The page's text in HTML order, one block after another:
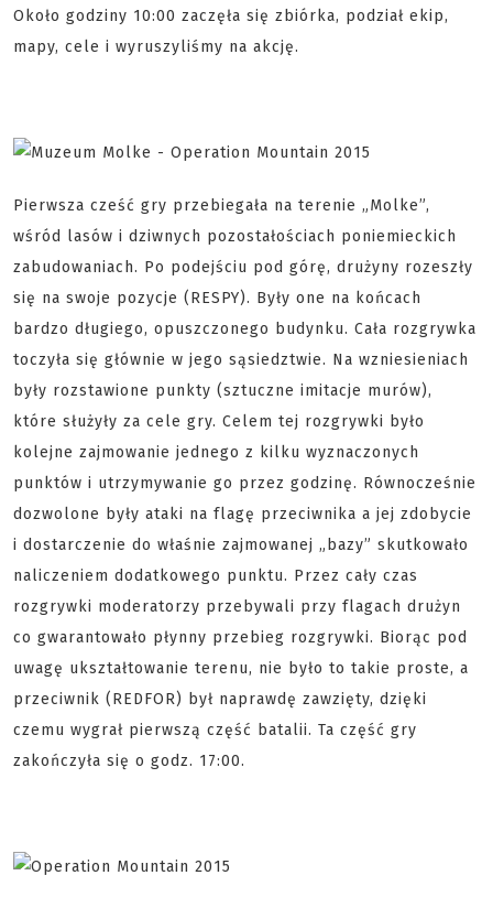
Około godziny 10:00 zaczęła się zbiórka, podział ekip,
mapy, cele i wyruszyliśmy na akcję.
Pierwsza cześć gry przebiegała na terenie „Molke”,
wśród lasów i dziwnych pozostałościach poniemieckich
zabudowaniach. Po podejściu pod górę, drużyny rozeszły
się na swoje pozycje (RESPY). Były one na końcach
bardzo długiego, opuszczonego budynku. Cała rozgrywka
toczyła się głównie w jego sąsiedztwie. Na wzniesieniach
były rozstawione punkty (sztuczne imitacje murów),
które służyły za cele gry. Celem tej rozgrywki było
kolejne zajmowanie jednego z kilku wyznaczonych
punktów i utrzymywanie go przez godzinę. Równocześnie
dozwolone były ataki na flagę przeciwnika a jej zdobycie
i dostarczenie do właśnie zajmowanej „bazy” skutkowało
naliczeniem dodatkowego punktu. Przez cały czas
rozgrywki moderatorzy przebywali przy flagach drużyn
co gwarantowało płynny przebieg rozgrywki. Biorąc pod
uwagę ukształtowanie terenu, nie było to takie proste, a
przeciwnik (REDFOR) był naprawdę zawzięty, dzięki
czemu wygrał pierwszą część batalii. Ta część gry
zakończyła się o godz. 17:00.